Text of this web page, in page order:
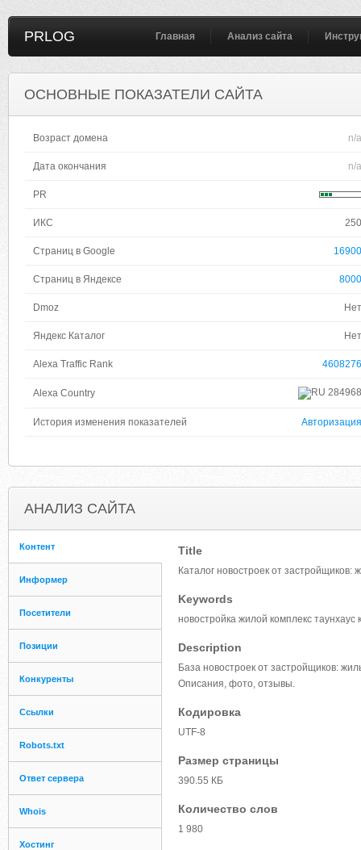
PRLOG Главная Анализ сайта
ОСНОВНЫЕ ПОКАЗАТЕЛИ САЙТА
Возраст домена n/a
Дата окончания n/a
PR
ИКС 250
Страниц в Google 16900
Страниц в Яндексе 8000
Dmoz Нет
Яндекс Каталог Нет
Alexa Traffic Rank 4608276
Alexa Country 284968
История изменения показателей Авторизация
АНАЛИЗ САЙТА
Контент
Информер
Посетители
Позиции
Конкуренты
Ссылки
Robots.txt
Ответ сервера
Whois
Хостинг
Title
Каталог новостроек от
Keywords
новостройка жилой комплекс таунхаус
Description
База новостроек от застройщиков:
Описания, фото, отзывы.
Кодировка
UTF-8
Размер страницы
390.55 КБ
Количество слов
1 980